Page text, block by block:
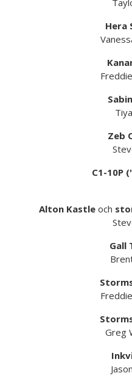
Hera
Zeb
C1-10P
Alton Kastleoch
Gall
Greg